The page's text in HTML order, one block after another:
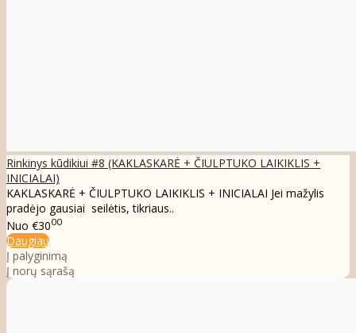
Rinkinys kūdikiui #8 (KAKLASKARĖ + ČIULPTUKO LAIKIKLIS +
INICIALAI)
KAKLASKARĖ + ČIULPTUKO LAIKIKLIS + INICIALAI Jei mažylis
pradėjo gausiai seilėtis, tikriaus..
Nuo €3000
Daugiau
Į palyginimą
Į norų sąrašą